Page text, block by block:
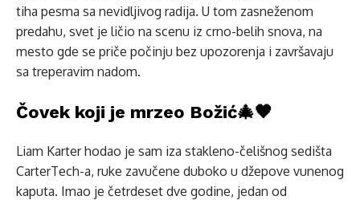
tiha pesma sa nevidljivog radija. U tom zasneženom
predahu, svet je ličio na scenu iz crno-belih snova, na
mesto gde se priče počinju bez upozorenja i završavaju
sa treperavim nadom.
Čovek koji je mrzeo Božić🎄🖤
Liam Karter hodao je sam iza stakleno-čelišnog sedišta
CarterTech-a, ruke zavučene duboko u džepove vunenog
kaputa. Imao je četrdeset dve godine, jedan od